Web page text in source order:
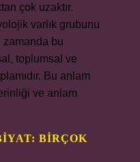
çok uzaktır.
varlık grubunu
zamanda bu
toplumsal ve
Bu anlam
ve anlam
BIRÇOK